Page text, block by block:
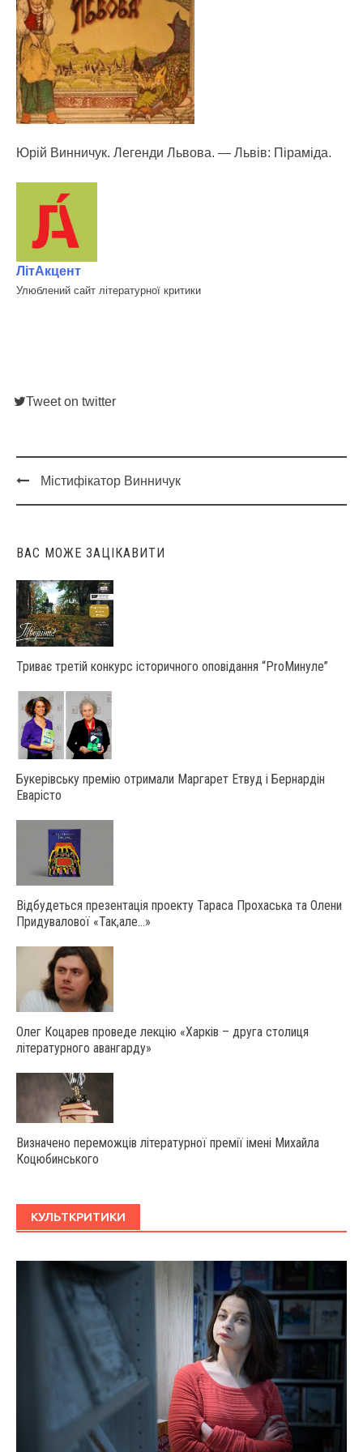
Юрій Винничук. Легенди Львова. — Львів: Піраміда.
ЛітАкцент
Улюблений сайт літературної критики
Tweet on twitter
Post
Містифікатор Винничук
ВАС МОЖЕ ЗАЦІКАВИТИ
Триває третій конкурс історичного оповідання “ProМинуле”
Букерівську премію отримали Маргарет Етвуд і Бернардін
Еварісто
Відбудеться презентація проекту Тараса Прохаська та Олени
Придувалової «Так,але…»
Олег Коцарев проведе лекцію «Харків – друга столиця
літературного авангарду»
Визначено переможців літературної премії імені Михайла
Коцюбинського
КУЛЬТКРИТИКИ